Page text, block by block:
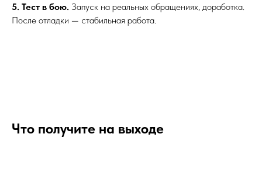
5. Тест в бою. Запуск на реальных обращениях, доработка.
После отладки — стабильная работа.
Что получите на выходе